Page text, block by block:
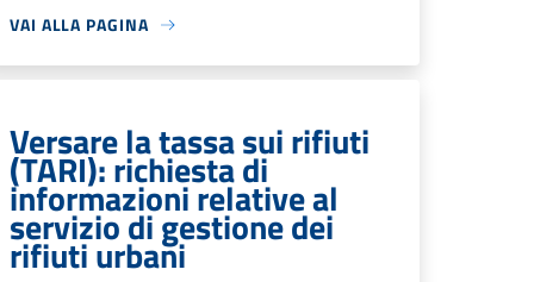
VAI ALLA PAGINA
Versare la tassa sui rifiuti
(TARI): richiesta di
informazioni relative al
servizio di gestione dei
rifiuti urbani